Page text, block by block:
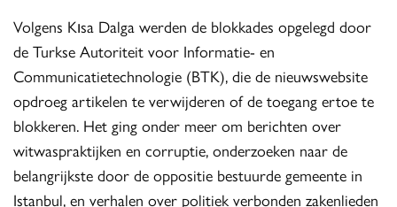
Volgens Kısa Dalga werden de blokkades opgelegd door
de Turkse Autoriteit voor Informatie- en
Communicatietechnologie (BTK), die de nieuwswebsite
opdroeg artikelen te verwijderen of de toegang ertoe te
blokkeren. Het ging onder meer om berichten over
witwaspraktijken en corruptie, onderzoeken naar de
belangrijkste door de oppositie bestuurde gemeente in
Istanbul, en verhalen over politiek verbonden zakenlieden